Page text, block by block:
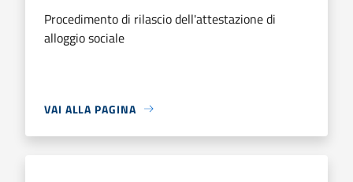
Procedimento di rilascio dell'attestazione di
alloggio sociale
VAI ALLA PAGINA